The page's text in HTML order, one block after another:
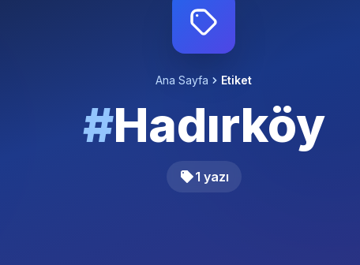
Ana Sayfa Etiket
#Hadırköy
1 yazı